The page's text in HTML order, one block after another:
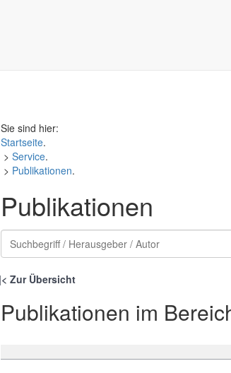
Sie sind hier:
Startseite.
> Service.
> Publikationen.
Publikationen
Zur Übersicht
Publikationen im